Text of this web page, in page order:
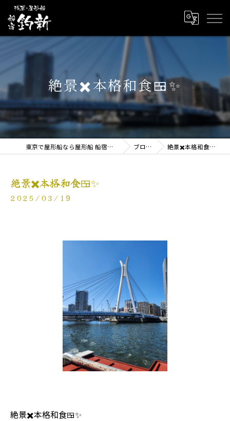
絶景✖️本格和食🍱✨
東京で屋形船なら屋形船 船宿釣新 ブログ 絶景✖️本格和食🍱✨
絶景✖️本格和食🍱✨
2025/03/19
絶景✖️本格和食🍱✨